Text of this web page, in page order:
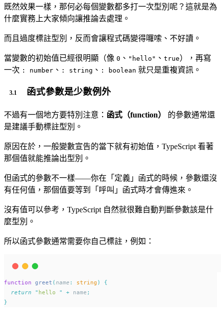
既然效果一樣，那何必每個變數都多打一次型別呢？這就是為
什麼實務上大家傾向讓推論去處理。
而且過度標註型別，反而會讓程式碼變得囉嗦、不好讀。
當變數的初始值已經很明顯（像 0 、 "hello" 、 true），再寫
一次 : number 、 : string 、 : boolean 就只是重複資訊。
函式參數是少數例外
不過有一個地方要特別注意： 函式（function）
的參數通常還
是建議手動標註型別。
原因在於，一般變數宣告的當下就有初始值，TypeScript 看著
那個值就能推論出型別。
但函式的參數不一樣——你在「定義」函式的時候，參數還沒
有任何值，那個值要等到「呼叫」函式時才會傳進來。
沒有值可以參考，TypeScript 自然就很難自動判斷參數該是什
麼型別。
所以函式參數通常需要你自己標註，例如：
function greet (name : string )
{
return
" hello " + name ;
}